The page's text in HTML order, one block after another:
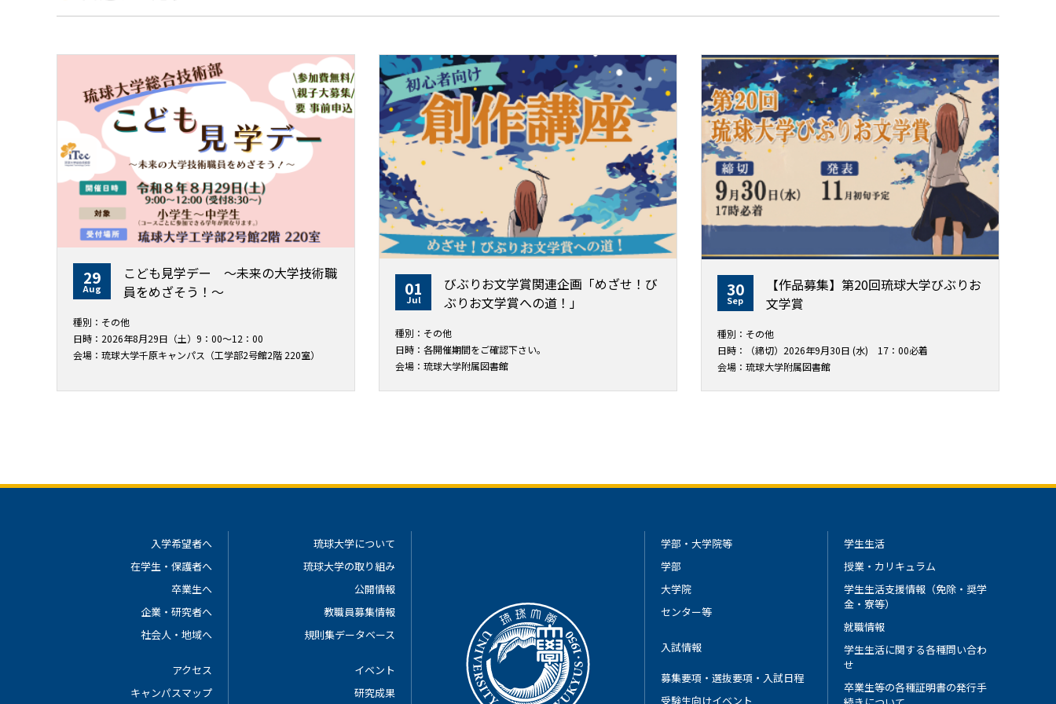
29
Aug
こども見学デー ～未来の大学技術職
員をめざそう！〜
種別：その他
日時：2026年8月29日（土）9：00～12：00
会場：琉球大学千原キャンパス（工学部2号館2階 220室）
01
Jul
びぶりお文学賞関連企画「めざせ！び
ぶりお文学賞への道！」
種別：その他
日時：各開催期間をご確認下さい。
会場：琉球大学附属図書館
30
Sep
【作品募集】第20回琉球大学びぶりお
文学賞
種別：その他
日時：（締切）2026年9月30日 (水) 17：00必着
会場：琉球大学附属図書館
入学希望者へ
在学生・保護者へ
卒業生へ
企業・研究者へ
社会人・地域へ
アクセス
キャンパスマップ
琉球大学について
琉球大学の取り組み
公開情報
教職員募集情報
規則集データベース
イベント
研究成果
学部・大学院等
学部
大学院
センター等
入試情報
募集要項・選抜要項・入試日程
受験生向けイベント
学生生活
授業・カリキュラム
学生生活支援情報（免除・奨学
金・寮等）
就職情報
学生生活に関する各種問い合わ
せ
卒業生等の各種証明書の発行手